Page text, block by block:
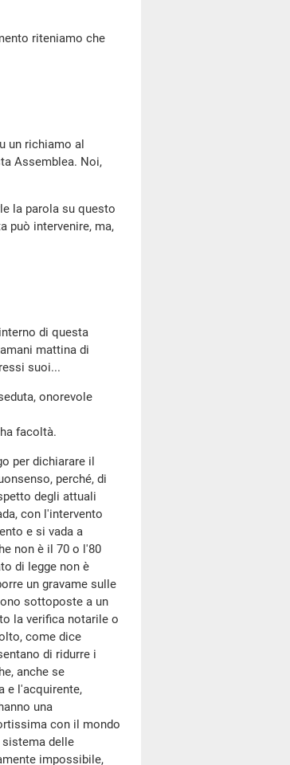
riteniamo che
un richiamo al
Assemblea. Noi,
la parola su questo
può intervenire, ma,
di questa
mattina di
suoi...
onorevole
facoltà.
per dichiarare il
perché, di
degli attuali
con l'intervento
e si vada a
non è il 70 o l'80
di legge non è
un gravame sulle
sottoposte a un
la verifica notarile o
come dice
di ridurre i
anche se
e l'acquirente,
una
con il mondo
delle
impossibile,